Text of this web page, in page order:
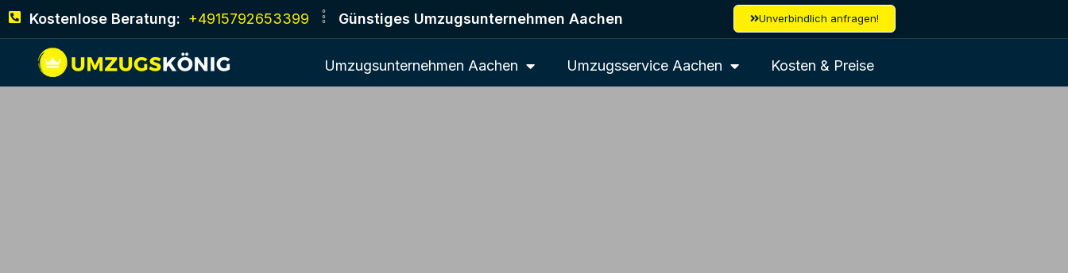
Kostenlose Beratung: +4915792653399 Günstiges Umzugsunternehmen Aachen Unverbindlich anfragen!
Umzugsunternehmen Aachen Umzugsservice Aachen Kosten & Preise